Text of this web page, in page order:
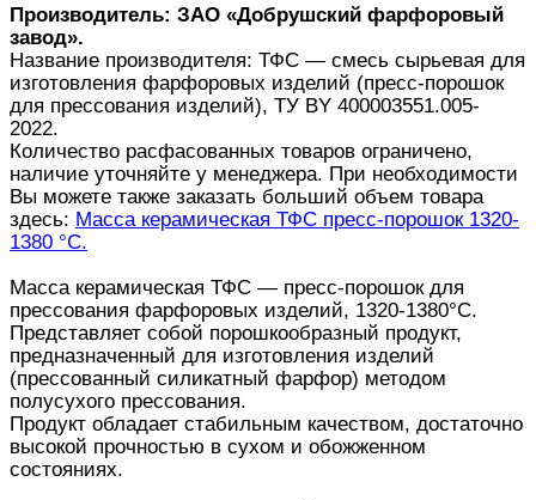
Производитель: ЗАО «Добрушский фарфоровый
завод».
Название производителя: ТФС — смесь сырьевая для
изготовления фарфоровых изделий (пресс-порошок
для прессования изделий), ТУ BY 400003551.005-
2022.
Количество расфасованных товаров ограничено,
наличие уточняйте у менеджера. При необходимости
Вы можете также заказать больший объем товара
здесь: Масса керамическая ТФС пресс-порошок 1320-
1380 °С.
Масса керамическая ТФС — пресс-порошок для
прессования фарфоровых изделий, 1320-1380°С.
Представляет собой порошкообразный продукт,
предназначенный для изготовления изделий
(прессованный силикатный фарфор) методом
полусухого прессования.
Продукт обладает стабильным качеством, достаточно
высокой прочностью в сухом и обожженном
состояниях.